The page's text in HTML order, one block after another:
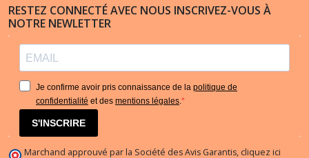
RESTEZ CONNECTÉ AVEC NOUS INSCRIVEZ-VOUS À
NOTRE NEWLETTER
Je confirme avoir pris connaissance de la politique de
confidentialité et des mentions légales.
S'INSCRIRE
Marchand approuvé par la Société des Avis Garantis, cliquez ici